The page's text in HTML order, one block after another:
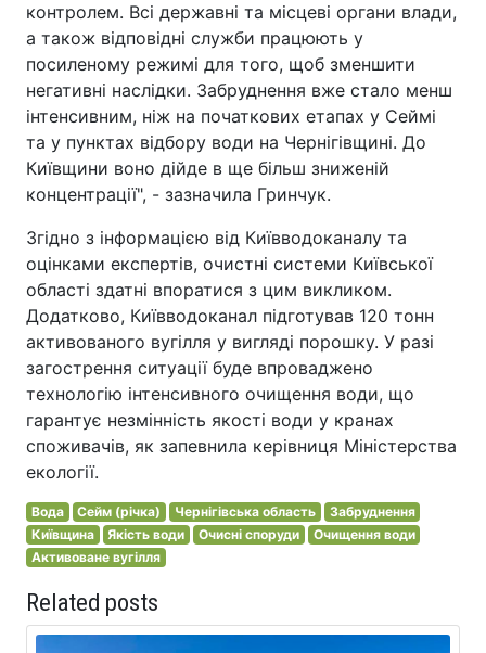
контролем. Всі державні та місцеві органи влади,
а також відповідні служби працюють у
посиленому режимі для того, щоб зменшити
негативні наслідки. Забруднення вже стало менш
інтенсивним, ніж на початкових етапах у Сеймі
та у пунктах відбору води на Чернігівщині. До
Київщини воно дійде в ще більш зниженій
концентрації", - зазначила Гринчук.
Згідно з інформацією від Київводоканалу та
оцінками експертів, очистні системи Київської
області здатні впоратися з цим викликом.
Додатково, Київводоканал підготував 120 тонн
активованого вугілля у вигляді порошку. У разі
загострення ситуації буде впроваджено
технологію інтенсивного очищення води, що
гарантує незмінність якості води у кранах
споживачів, як запевнила керівниця Міністерства
екології.
Вода Сейм (річка) Чернігівська область
Забруднення
Київщина
Якість води Очисні споруди
Очищення води
Активоване вугілля
Related posts